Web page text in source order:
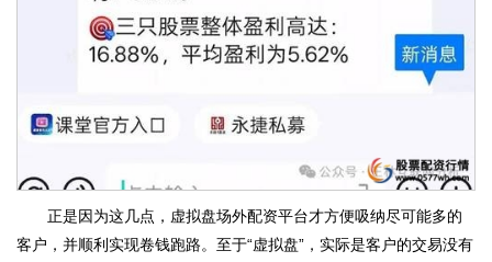
正是因为这几点，虚拟盘场外配资平台才方便吸纳尽可能多的
客户，并顺利实现卷钱跑路。至于“虚拟盘”，实际是客户的交易没有